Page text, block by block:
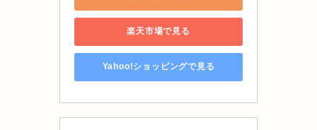
楽天市場で見る
Yahoo!ショッピングで見る